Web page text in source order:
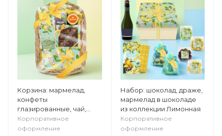
Корзина: мармелад,
конфеты
глазированные, чай,
варенье из коллекции
Лимонная
Корпоративное
оформление
Набор: шоколад, драже,
мармелад в шоколаде
из коллекции Лимонная
Корпоративное
оформление